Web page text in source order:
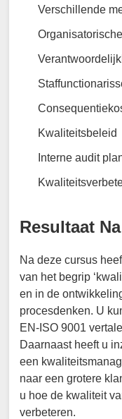
Verschillende
Kwaliteitsbeleid
Interne audit
Resultaat
Na deze cursus
van het begrip
en in de
procesdenken. U
EN-ISO 9001
Daarnaast heeft u
een
naar een grotere
u hoe de kwaliteit
verbeteren.